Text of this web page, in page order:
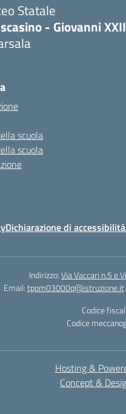
Statale
- Giovanni
scuola
scuola
Dichiarazione di accessibilità
Indirizzo:Via Vaccari n.5 e
Email:tppm03000q@istruzione.it
Codice
Codice
Hosting &
Concept &